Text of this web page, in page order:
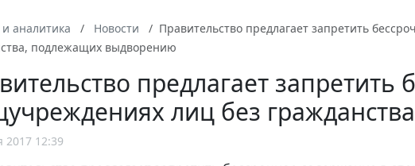
аналитика Новости
Правительство предлагает запретить
подлежащих выдворению
предлагает запретить
лиц без
2017 12:39